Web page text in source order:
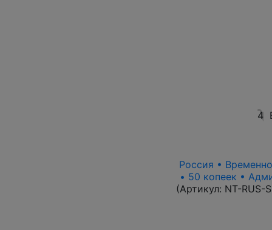
4
Россия •
• 50 копеек •
(Артикул: NT-RUS-